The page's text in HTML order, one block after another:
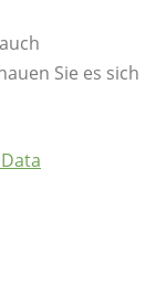
Sie es sich